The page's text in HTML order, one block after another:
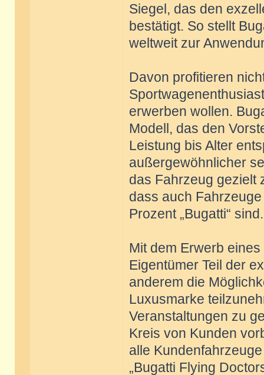
Siegel, das den
bestätigt. So stellt
weltweit zur
Davon profitieren
erwerben wollen.
Modell, das den
Leistung bis Alter
außergewöhnlicher
das Fahrzeug gezielt
dass auch
Prozent „Bugatti“ sind.
Mit dem Erwerb
Eigentümer Teil der
anderem die
Luxusmarke
Veranstaltungen zu
Kreis von Kunden
alle
„Bugatti Flying